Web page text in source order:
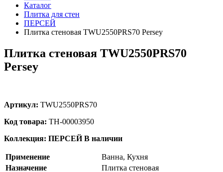
Каталог
Плитка для стен
ПЕРСЕЙ
Плитка стеновая TWU2550PRS70 Persey
Плитка стеновая TWU2550PRS70
Persey
Артикул: TWU2550PRS70
Код товара: ТН-00003950
Коллекция: ПЕРСЕЙ В наличии
Применение
Ванна, Кухня
Назначение
Плитка стеновая